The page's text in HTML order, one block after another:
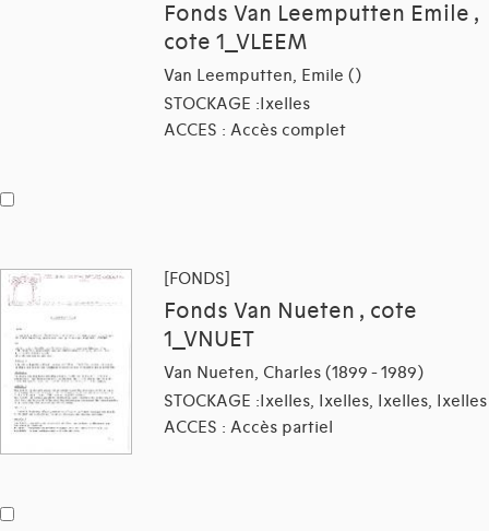
Fonds Van Leemputten Emile ,
cote 1_VLEEM
Van Leemputten, Emile ()
STOCKAGE :Ixelles
ACCES : Accès complet
[FONDS]
Fonds Van Nueten , cote
1_VNUET
Van Nueten, Charles (1899 - 1989)
STOCKAGE :Ixelles, Ixelles, Ixelles, Ixelles
ACCES : Accès partiel